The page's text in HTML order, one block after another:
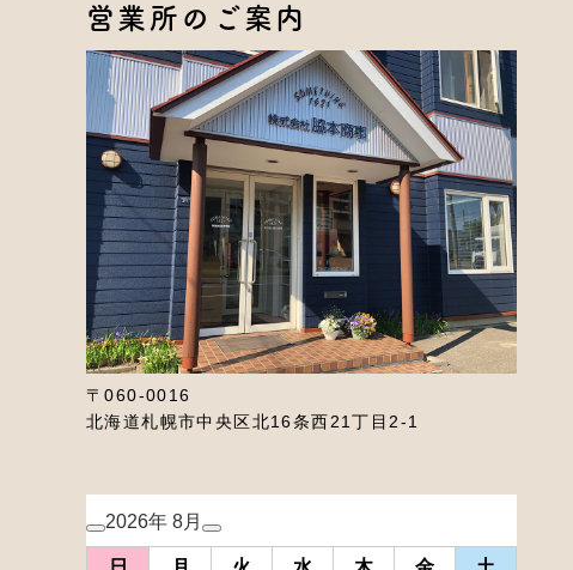
営業所のご案内
〒060-0016
北海道札幌市中央区北16条西21丁目2-1
2026年 8月